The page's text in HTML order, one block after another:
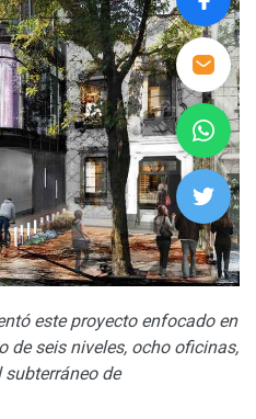
este proyecto enfocado en
de seis niveles, ocho oficinas,
de